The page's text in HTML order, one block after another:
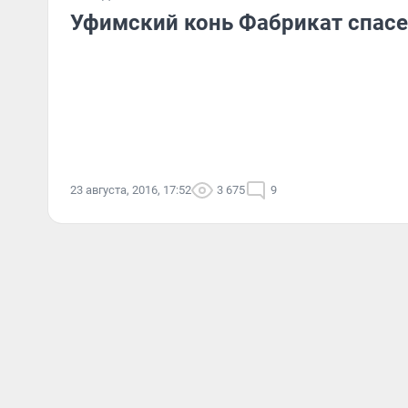
Уфимский конь Фабрикат
23 августа, 2016, 17:52 3 675 9